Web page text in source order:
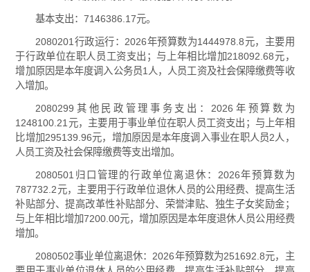
基本支出：7146386.17元。
2080201行政运行：2026年预算数为1444978.8元，主要用
于行政单位在职人员工资支出；与上年相比增加218092.68元，
增加原因是本年度调入公务员1人，人员工资及社会保障缴费等收
入增加。
2080299其他民政管理事务支出：2026年预算数为
1248100.21元，主要用于事业单位在职人员工资支出；与上年相
比增加295139.96元，增加原因是本年度调入事业在职人员2人，
人员工资及社会保障缴费等支出增加。
2080501归口管理的行政单位离退休：2026年预算数为
787732.2元，主要用于行政单位退休人员的公用经费、提高生活
补贴部分、提高改革性补贴部分、荣誉津贴、独生子女奖励金；
与上年相比增加7200.00元，增加原因是本年度退休人员公用经费
增加。
2080502事业单位离退休：2026年预算数为251692.8元，主